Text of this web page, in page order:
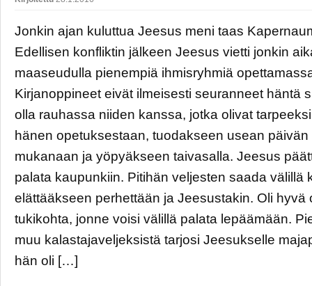
Jonkin ajan kuluttua Jeesus meni taas
Edellisen konfliktin jälkeen Jeesus vietti jonkin
maaseudulla pienempiä ihmisryhmiä
Kirjanoppineet eivät ilmeisesti seuranneet häntä
olla rauhassa niiden kanssa, jotka olivat
hänen opetuksestaan, tuodakseen usean päivän
mukanaan ja yöpyäkseen taivasalla. Jeesus
palata kaupunkiin. Pitihän veljesten saada välillä
elättääkseen perhettään ja Jeesustakin. Oli hyvä
tukikohta, jonne voisi välillä palata lepäämään.
muu kalastajaveljeksistä tarjosi Jeesukselle
hän oli […]